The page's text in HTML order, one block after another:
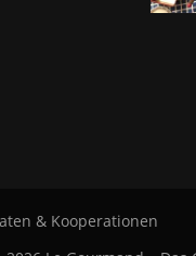
& Kooperationen